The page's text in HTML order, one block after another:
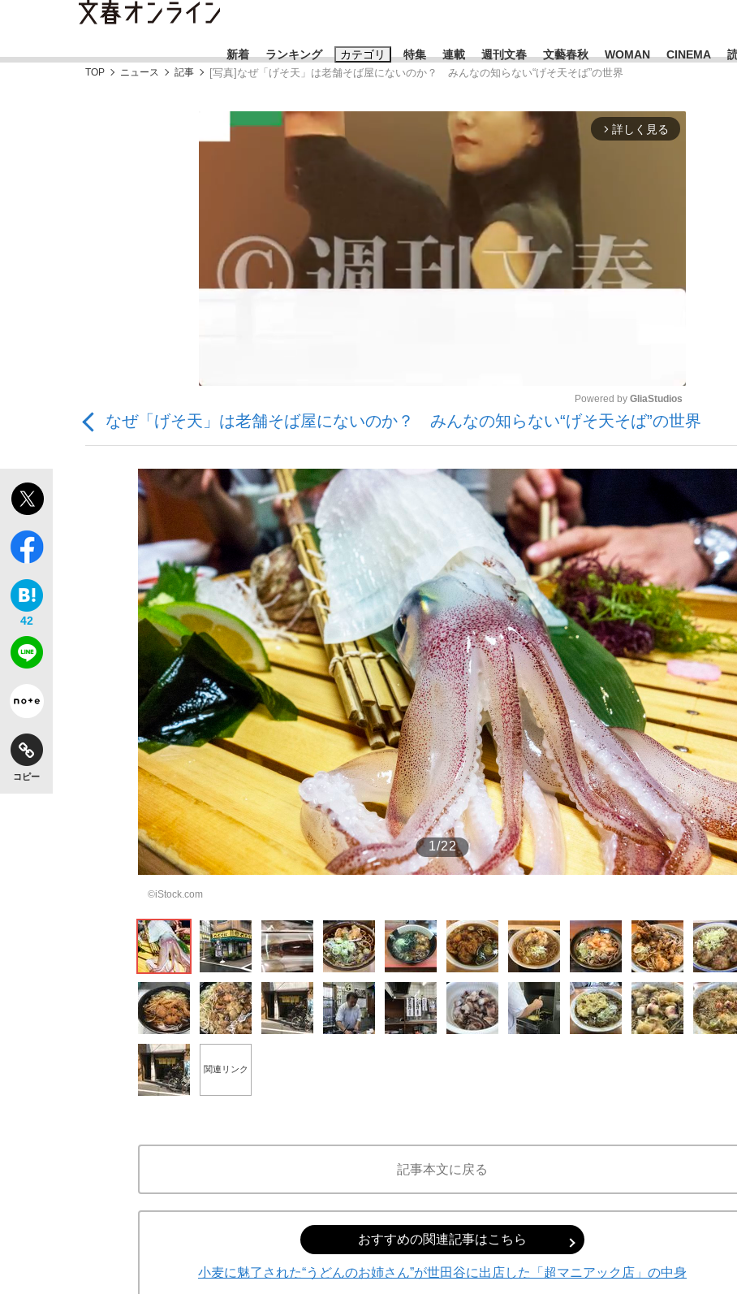
新着 ランキング カテゴリ
「敗因分析は一切聞かれなかった」侍ジャパン選手が証言した“NPB聞... 「クマが悪者扱いされている
「目標達成できなかったからと言って…」サッカー日本代表・森保一監督...
もっと見る
特集
キングの誕生を、目撃せよ。
いまさら聞け
the Style
もっと見る
連載 週刊文春 文藝春秋 WOMAN CINEMA
おすすめのキーワードタグ一覧
#高市早苗 #森岡毅
TOP ニュース 記事 [写真]なぜ「げそ天」は老舗そば屋にないのか？ みんなの知らない“げそ天そば”の世界
arrow_forward_ios 詳しく見る
Mute
Powered by GliaStudios
なぜ「げそ天」は老舗そば屋にないのか？ みんなの知らない“げそ天そば”の世界
42
コピー
1/22
©️iStock.com
関連リンク
記事本文に戻る
おすすめの関連記事はこちら
小麦に魅了された“うどんのお姉さん”が世田谷に出店した「超マニアック店」の中身